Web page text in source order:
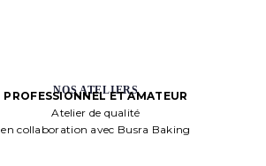
NOS ATELIERS
PROFESSIONNEL ET AMATEUR
Atelier de qualité
en collaboration avec Busra Baking